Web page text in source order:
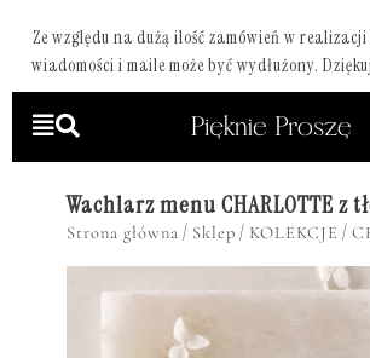
Ze względu na dużą ilość zamówień w
wiadomości i maile może być wydłużony.
Wachlarz menu CHARLOTTE z
Strona główna / Sklep / KOLEKCJE /